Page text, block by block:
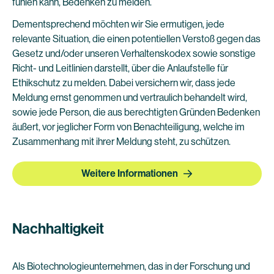
Dementsprechend möchten wir Sie ermutigen, jede
relevante Situation, die einen potentiellen Verstoß gegen das
Gesetz und/oder unseren Verhaltenskodex sowie sonstige
Richt- und Leitlinien darstellt, über die Anlaufstelle für
Ethikschutz zu melden. Dabei versichern wir, dass jede
Meldung ernst genommen und vertraulich behandelt wird,
sowie jede Person, die aus berechtigten Gründen Bedenken
äußert, vor jeglicher Form von Benachteiligung, welche im
Zusammenhang mit ihrer Meldung steht, zu schützen.
Weitere Informationen
Nachhaltigkeit
Als Biotechnologieunternehmen, das in der Forschung und